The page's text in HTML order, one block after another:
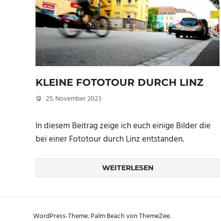
KLEINE FOTOTOUR DURCH LINZ
25. November 2023
In diesem Beitrag zeige ich euch einige Bilder die
bei einer Fototour durch Linz entstanden.
WEITERLESEN
WordPress-Theme: Palm Beach von ThemeZee.